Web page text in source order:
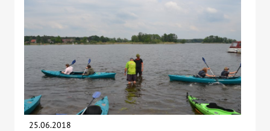
25.06.2018